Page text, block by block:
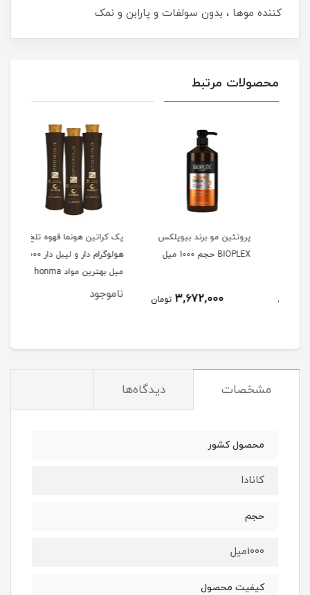
کننده موها ، بدون سولفات و پارابن و نمک
محصولات مرتبط
پروتئین مو برند بیوپلکس
BIOPLEX حجم 1000 میل
3,672,000 تومان
پک کراتین هونما قهوه تلخ
هولوگرام دار و لیبل دار 1000
میل بهترین مواد honma
ناموجود
مشخصات دیدگاه‌ها
محصول کشور
کانادا
حجم
1000میل
کیفیت محصول